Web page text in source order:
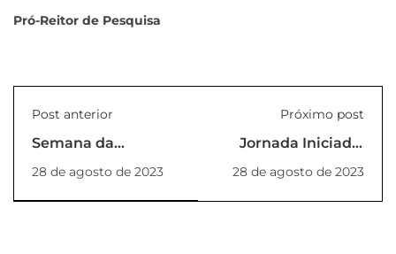
Pró-Reitor de Pesquisa
Post anterior
Semana da
Responsabilidade
Social - 2023
28 de agosto de 2023
Próximo post
Jornada Iniciada:
Celebrando a
Cerimônia do Jaleco
28 de agosto de 2023